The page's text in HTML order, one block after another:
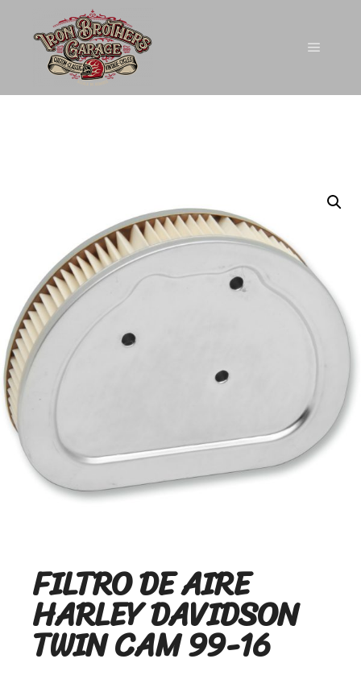
FILTRO DE AIRE
HARLEY DAVIDSON
TWIN CAM 99-16